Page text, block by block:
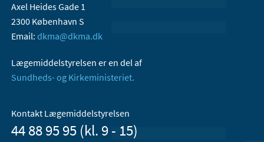
Axel Heides Gade 1
2300 København S
Email: dkma@dkma.dk
Lægemiddelstyrelsen er en del af
Sundheds- og Kirkeministeriet.
Kontakt Lægemiddelstyrelsen
44 88 95 95 (kl. 9 - 15)